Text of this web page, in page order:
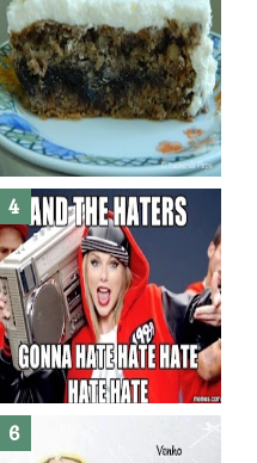
Posso congelar bolo ??